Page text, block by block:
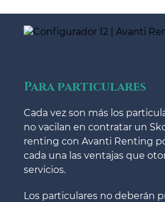
Para particulares
Cada vez son más los
no vacilan en contratar un
renting con Avanti Renting
cada una las ventajas que
servicios.
Los particulares no deberán